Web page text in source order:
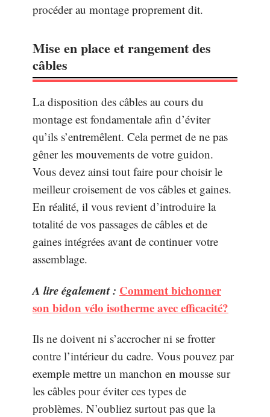
procéder au montage proprement dit.
Mise en place et rangement des
câbles
La disposition des câbles au cours du
montage est fondamentale afin d’éviter
qu’ils s’entremêlent. Cela permet de ne pas
gêner les mouvements de votre guidon.
Vous devez ainsi tout faire pour choisir le
meilleur croisement de vos câbles et gaines.
En réalité, il vous revient d’introduire la
totalité de vos passages de câbles et de
gaines intégrées avant de continuer votre
assemblage.
A lire également : Comment bichonner
son bidon vélo isotherme avec efficacité?
Ils ne doivent ni s’accrocher ni se frotter
contre l’intérieur du cadre. Vous pouvez par
exemple mettre un manchon en mousse sur
les câbles pour éviter ces types de
problèmes. N’oubliez surtout pas que la